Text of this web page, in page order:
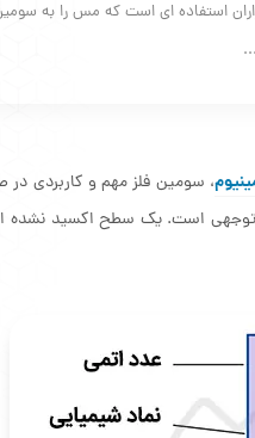
استفاده ای است که مس را به سومین
، سومین فلز مهم و کاربردی در
توجهی است. یک سطح اکسید نشده